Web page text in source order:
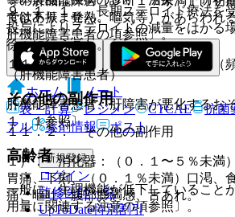
９．１．１． 長期ステロイド療法を
投与によりステロイドの減量をはかる
徐々に行うこと。
（肝機能障害患者）
肝機能障害患者：肝障害が悪化するお
１．１参照〕。
高齢者
一般に、生理機能が低下していること
用量に関連する注意の項参照〕。
食欲不振、発熱、嘔気等）があらわれ
肝機能障害患者の項参照〕。
１１．１．２． ネフローゼ症候群（
その他の副作用
１１．２． その他の副作用
１）． 消化器：（０．１〜５％未満
胃痛、下痢、（０．１％未満）口渇、
痛、嘔吐、腹部膨満感、舌あれ。
ではありません。
ホーム
ノート
表・計算
レジメン CTCAE 抗菌
アル
薬剤情報 ポスト
新規登録
ログイン
監修医師一覧
UpToDate特別割引